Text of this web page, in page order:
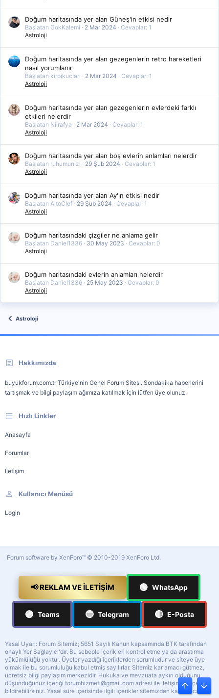
Doğum haritasında yer alan Güneş'in etkisi nedir
Başlatan GokKalemi 2 Mar 2024
Cevaplar: 1
Astroloji
Doğum haritasında yer alan gezegenlerin retro hareketleri
nasıl yorumlanır
Başlatan kirpikuclari 2 Mar 2024
Cevaplar: 1
Astroloji
Doğum haritasında yer alan gezegenlerin evlerdeki farklı
etkileri nelerdir
Başlatan Nilrafya 2 Mar 2024
Cevaplar: 1
Astroloji
Doğum haritasında yer alan boş evlerin anlamları nelerdir
Başlatan ruhumunizi 29 Şub 2024
Cevaplar: 1
Astroloji
Doğum haritasında yer alan Ay'ın etkisi nedir
Başlatan AltoClef 29 Şub 2024
Cevaplar: 1
Astroloji
Doğum haritasındaki çizgiler ne anlama gelir
Başlatan Daniel1336 30 May 2023
Cevaplar: 0
Astroloji
Doğum haritasındaki evlerin anlamları nelerdir
Başlatan Daniel1336 25 May 2023
Cevaplar: 0
Astroloji
Astroloji
Hakkımızda
buyukforum.com.tr Türkiye'nin Genel Forum Sitesi. Sondakika haberlerini
tartışmak ve bilgi paylaşım ağımıza katılmak için lütfen üye olunuz.
Hızlı Linkler
Anasayfa
Forumlar
İletişim
Kullanıcı Menüsü
Login
Forum software by XenForo™ © 2010-2019 XenForo Ltd.
📢 REKLAM VE İLETIŞIM 🟢 WhatsApp
🟣 Teams 🔵 Telegram 🔴 E-Posta
Yasal Uyarı: Forum Sitemiz; 5651 Sayılı Kanun kapsamında BTK tarafından
onaylı Yer Sağlayıcı'dır. Bu sebeple içerikleri kontrol etme ya da araştırma
yükümlülüğü yoktur. Üyeler yazdığı içeriklerden sorumludur ve siteye üye
olmak ile bu sorumluluğu kabul etmiş sayılırlar. Sitemiz kar amacı gütmez,
ücretsiz bilgi paylaşım merkezidir. Hukuka ve mevzuata aykırı olduğunu
düşündüğünüz içeriği forumhizmeti@gmail.com adresi ile iletişime geçerek
bildirebilirsiniz. Yasal süre içerisinde ilgili içerikler sitemizden kaldırılacaktır.
Üst Alt